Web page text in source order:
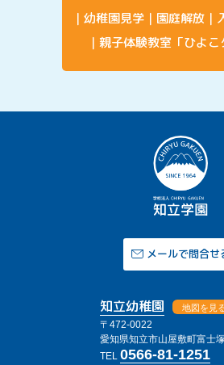
幼稚園見学 園庭解放
親子体験教室「ひよこ
メールで問合せ
知立幼稚園 地図を見
〒472-0022
愛知県知立市山屋敷町富士
TEL 0566-81-1251